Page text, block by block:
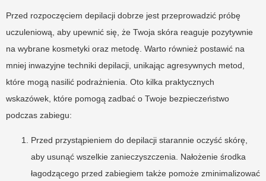
Przed rozpoczęciem depilacji dobrze jest przeprowadzić próbę
uczuleniową, aby upewnić się, że Twoja skóra reaguje pozytywnie
na wybrane kosmetyki oraz metodę. Warto również postawić na
mniej inwazyjne techniki depilacji, unikając agresywnych metod,
które mogą nasilić podrażnienia. Oto kilka praktycznych
wskazówek, które pomogą zadbać o Twoje bezpieczeństwo
podczas zabiegu:
Przed przystąpieniem do depilacji starannie oczyść skórę,
aby usunąć wszelkie zanieczyszczenia. Nałożenie środka
łagodzącego przed zabiegiem także pomoże zminimalizować